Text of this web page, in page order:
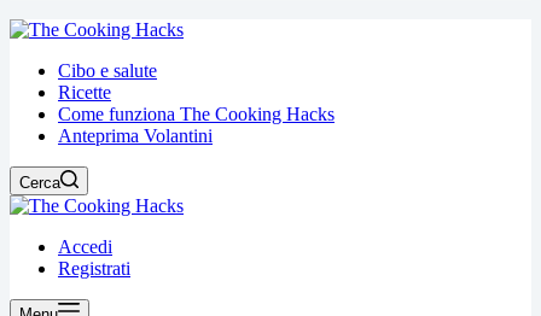
Cibo e salute
Ricette
Come funziona The Cooking Hacks
Anteprima Volantini
Cerca
Accedi
Registrati